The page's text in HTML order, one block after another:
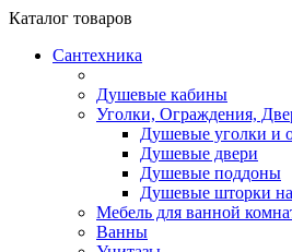
Каталог товаров
Сантехника
Душевые кабины
Уголки, Ограждения,
Душевые уголки и
Душевые двери
Душевые поддоны
Душевые шторки
Мебель для ванной
Ванны